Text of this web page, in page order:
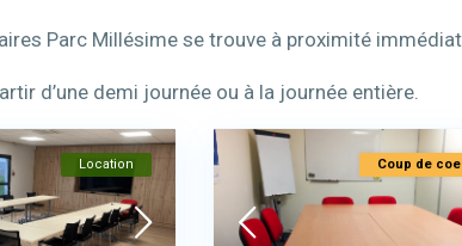
Parc Millésime se trouve à proximité
d’une demi journée ou à la journée entière.
Location Coup de